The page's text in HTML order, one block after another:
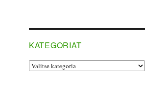
KATEGORIAT
Kategoriat